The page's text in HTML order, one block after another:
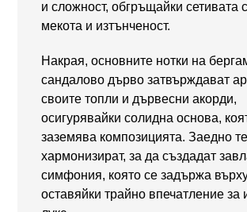
и сложност, обгръщайки сетивата
мекота и изтънченост.
Накрая, основните нотки на
сандалово дърво затвърждават
своите топли и дървесни акорди,
осигурявайки солидна основа,
заземява композицията. Заедно
хармонизират, за да създадат
симфония, която се задържа
оставяйки трайно впечатление за